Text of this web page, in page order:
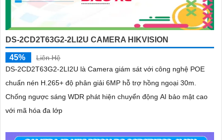
DS-2CD2T63G2-2LI2U CAMERA HIKVISION
45%
Liên Hệ
DS-2CD2T63G2-2LI2U là Camera giám sát với công nghệ POE
chuẩn nén H.265+ độ phân giải 6MP hỗ trợ hồng ngoại 30m.
Chống ngược sáng WDR phát hiện chuyển động AI bảo mật cao
với mã hóa đa lớp